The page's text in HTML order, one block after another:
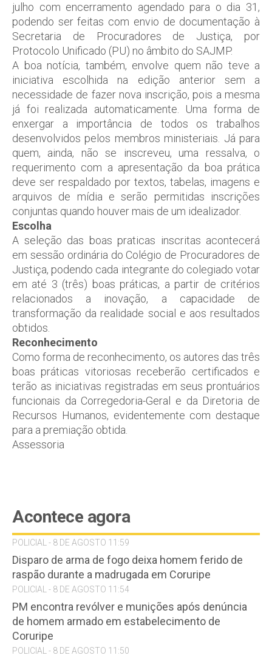
julho com encerramento agendado para o dia 31,
podendo ser feitas com envio de documentação à
Secretaria de Procuradores de Justiça, por
Protocolo Unificado (PU) no âmbito do SAJMP.
A boa notícia, também, envolve quem não teve a
iniciativa escolhida na edição anterior sem a
necessidade de fazer nova inscrição, pois a mesma
já foi realizada automaticamente. Uma forma de
enxergar a importância de todos os trabalhos
desenvolvidos pelos membros ministeriais. Já para
quem, ainda, não se inscreveu, uma ressalva, o
requerimento com a apresentação da boa prática
deve ser respaldado por textos, tabelas, imagens e
arquivos de mídia e serão permitidas inscrições
conjuntas quando houver mais de um idealizador.
Escolha
A seleção das boas praticas inscritas acontecerá
em sessão ordinária do Colégio de Procuradores de
Justiça, podendo cada integrante do colegiado votar
em até 3 (três) boas práticas, a partir de critérios
relacionados a inovação, a capacidade de
transformação da realidade social e aos resultados
obtidos.
Reconhecimento
Como forma de reconhecimento, os autores das três
boas práticas vitoriosas receberão certificados e
terão as iniciativas registradas em seus prontuários
funcionais da Corregedoria-Geral e da Diretoria de
Recursos Humanos, evidentemente com destaque
para a premiação obtida.
Assessoria
Acontece agora
POLICIAL - 8 DE AGOSTO 11:59
Disparo de arma de fogo deixa homem ferido de
raspão durante a madrugada em Coruripe
POLICIAL - 8 DE AGOSTO 11:54
PM encontra revólver e munições após denúncia
de homem armado em estabelecimento de
Coruripe
POLICIAL - 8 DE AGOSTO 11:50